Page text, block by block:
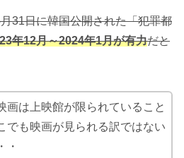
31日に韓国公開された「犯罪都
年12月～2024年1月が有力だと
画は上映館が限られていること
でも映画が見られる訳ではない
・